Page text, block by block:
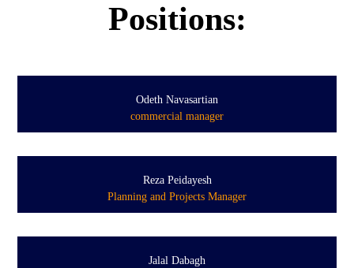
Positions:
Odeth Navasartian
commercial manager
Reza Peidayesh
Planning and Projects Manager
Jalal Dabagh